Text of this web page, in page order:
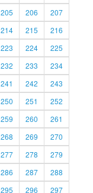
205 206
207
214 215
216
223 224
225
232 233
234
241 242
243
250 251
252
259 260
261
268 269
270
277 278
279
286 287
288
295 296
297